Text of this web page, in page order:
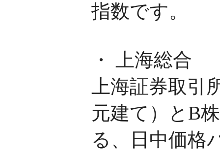
指数です。
・ 上海総合
上海証券取
元建て）とB
る、日中価格